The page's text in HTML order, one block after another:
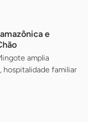
e
amplia
hospitalidade familiar